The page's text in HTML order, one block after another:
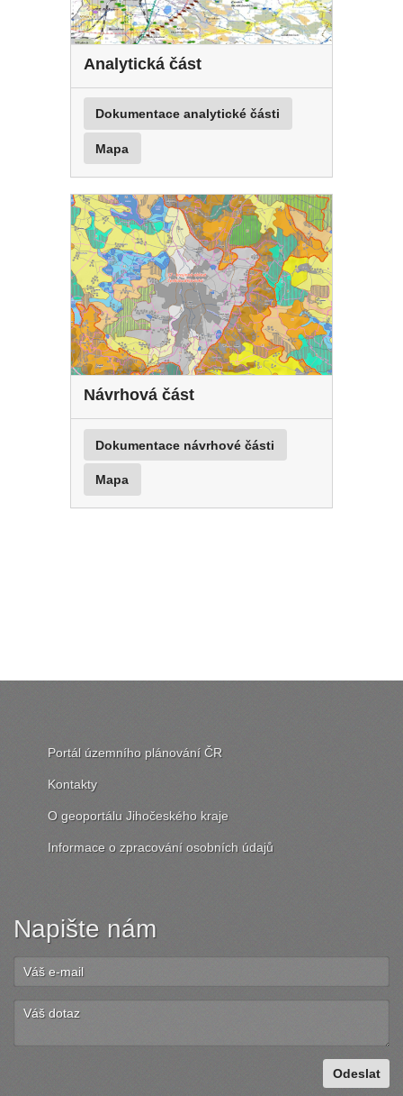
Analytická část
Dokumentace analytické části
Mapa
Návrhová část
Dokumentace návrhové části
Mapa
Portál územního plánování ČR
Kontakty
O geoportálu Jihočeského kraje
Informace o zpracování osobních údajů
Napište nám
Odeslat